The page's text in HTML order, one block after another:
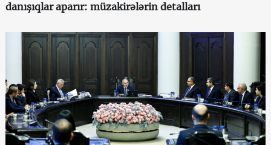
danışıqlar aparır: müzakirələrin detalları